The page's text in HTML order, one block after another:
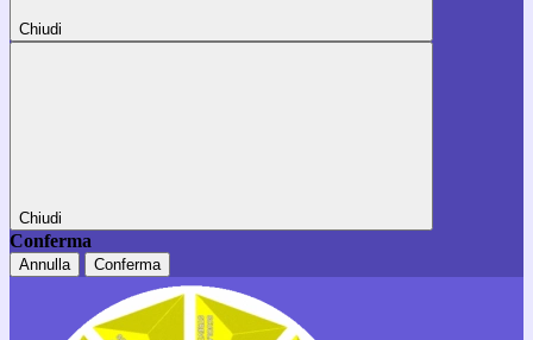
Chiudi
Chiudi
Conferma
Annulla Conferma